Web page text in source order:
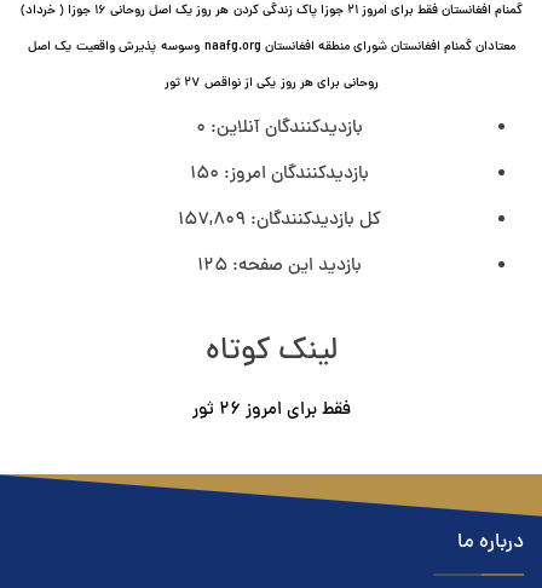
گمنام افغانستان فقط برای امروز ۲۱ جوزا پاک زندگی کردن
هر روز یک اصل روحانی ۱۶ جوزا ( خرداد)
معتادان گمنام افغانستان شورای منطقه افغانستان naafg.org
وسوسه پذيرش واقعیت یک اصل
روحانی برای هر روز یکی از نواقص ۲۷ ثور
بازدیدکنندگان آنلاین: 0
بازدیدکنندگان امروز: 150
کل بازدیدکنند‌گان: 157,809
بازدید این صفحه:125
لینک کوتاه
فقط برای امروز ٢۶ ثور
درباره ما